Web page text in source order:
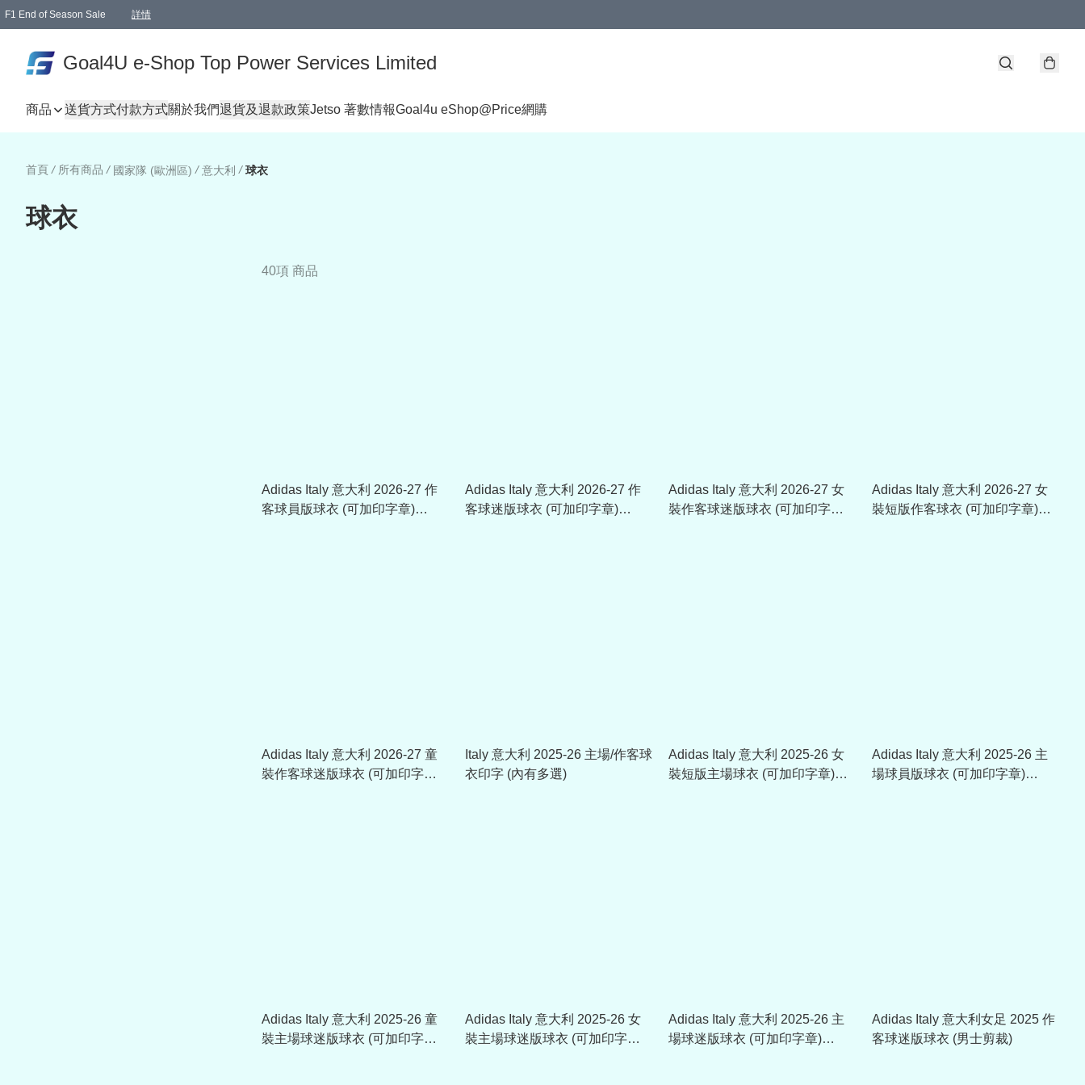
F1 End of Season Sale 詳情
Goal4U e-Shop Top Power Services Limited
商品 送貨方式付款方式關於我們退貨及退款政策Jetso 著數情報Goal4u eShop@Price網購
首頁 / 所有商品 / 國家隊 (歐洲區) / 意大利 / 球衣
球衣
40項 商品
Adidas Italy 意大利 2026-27 作
客球員版球衣 (可加印字章)
Adidas Italy 意大利 2026-27 作
客球迷版球衣 (可加印字章)
Adidas Italy 意大利 2026-27 女
裝作客球迷版球衣 (可加印字章)
Adidas Italy 意大利 2026-27 女
裝短版作客球衣 (可加印字章)
Adidas Italy 意大利 2026-27 童
裝作客球迷版球衣 (可加印字章)
Italy 意大利 2025-26 主場/作客球
衣印字 (內有多選)
Adidas Italy 意大利 2025-26 女
裝短版主場球衣 (可加印字章)
Adidas Italy 意大利 2025-26 主
場球員版球衣 (可加印字章)
Adidas Italy 意大利 2025-26 童
裝主場球迷版球衣 (可加印字章)
Adidas Italy 意大利 2025-26 女
裝主場球迷版球衣 (可加印字章)
Adidas Italy 意大利 2025-26 主
場球迷版球衣 (可加印字章)
Adidas Italy 意大利女足 2025 作
客球迷版球衣 (男士剪裁)